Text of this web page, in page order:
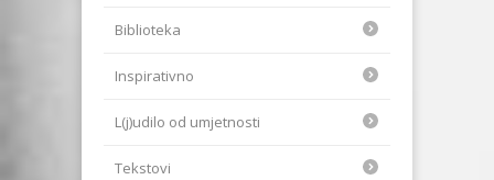
Biblioteka
Inspirativno
L(j)udilo od umjetnosti
Tekstovi